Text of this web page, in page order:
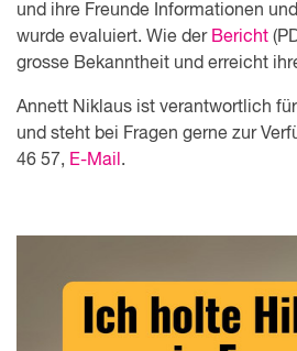
und ihre Freunde Informationen
wurde evaluiert. Wie der Bericht
grosse Bekanntheit und erreicht
Annett Niklaus ist verantwortlich
und steht bei Fragen gerne zur
46 57, E-Mail .